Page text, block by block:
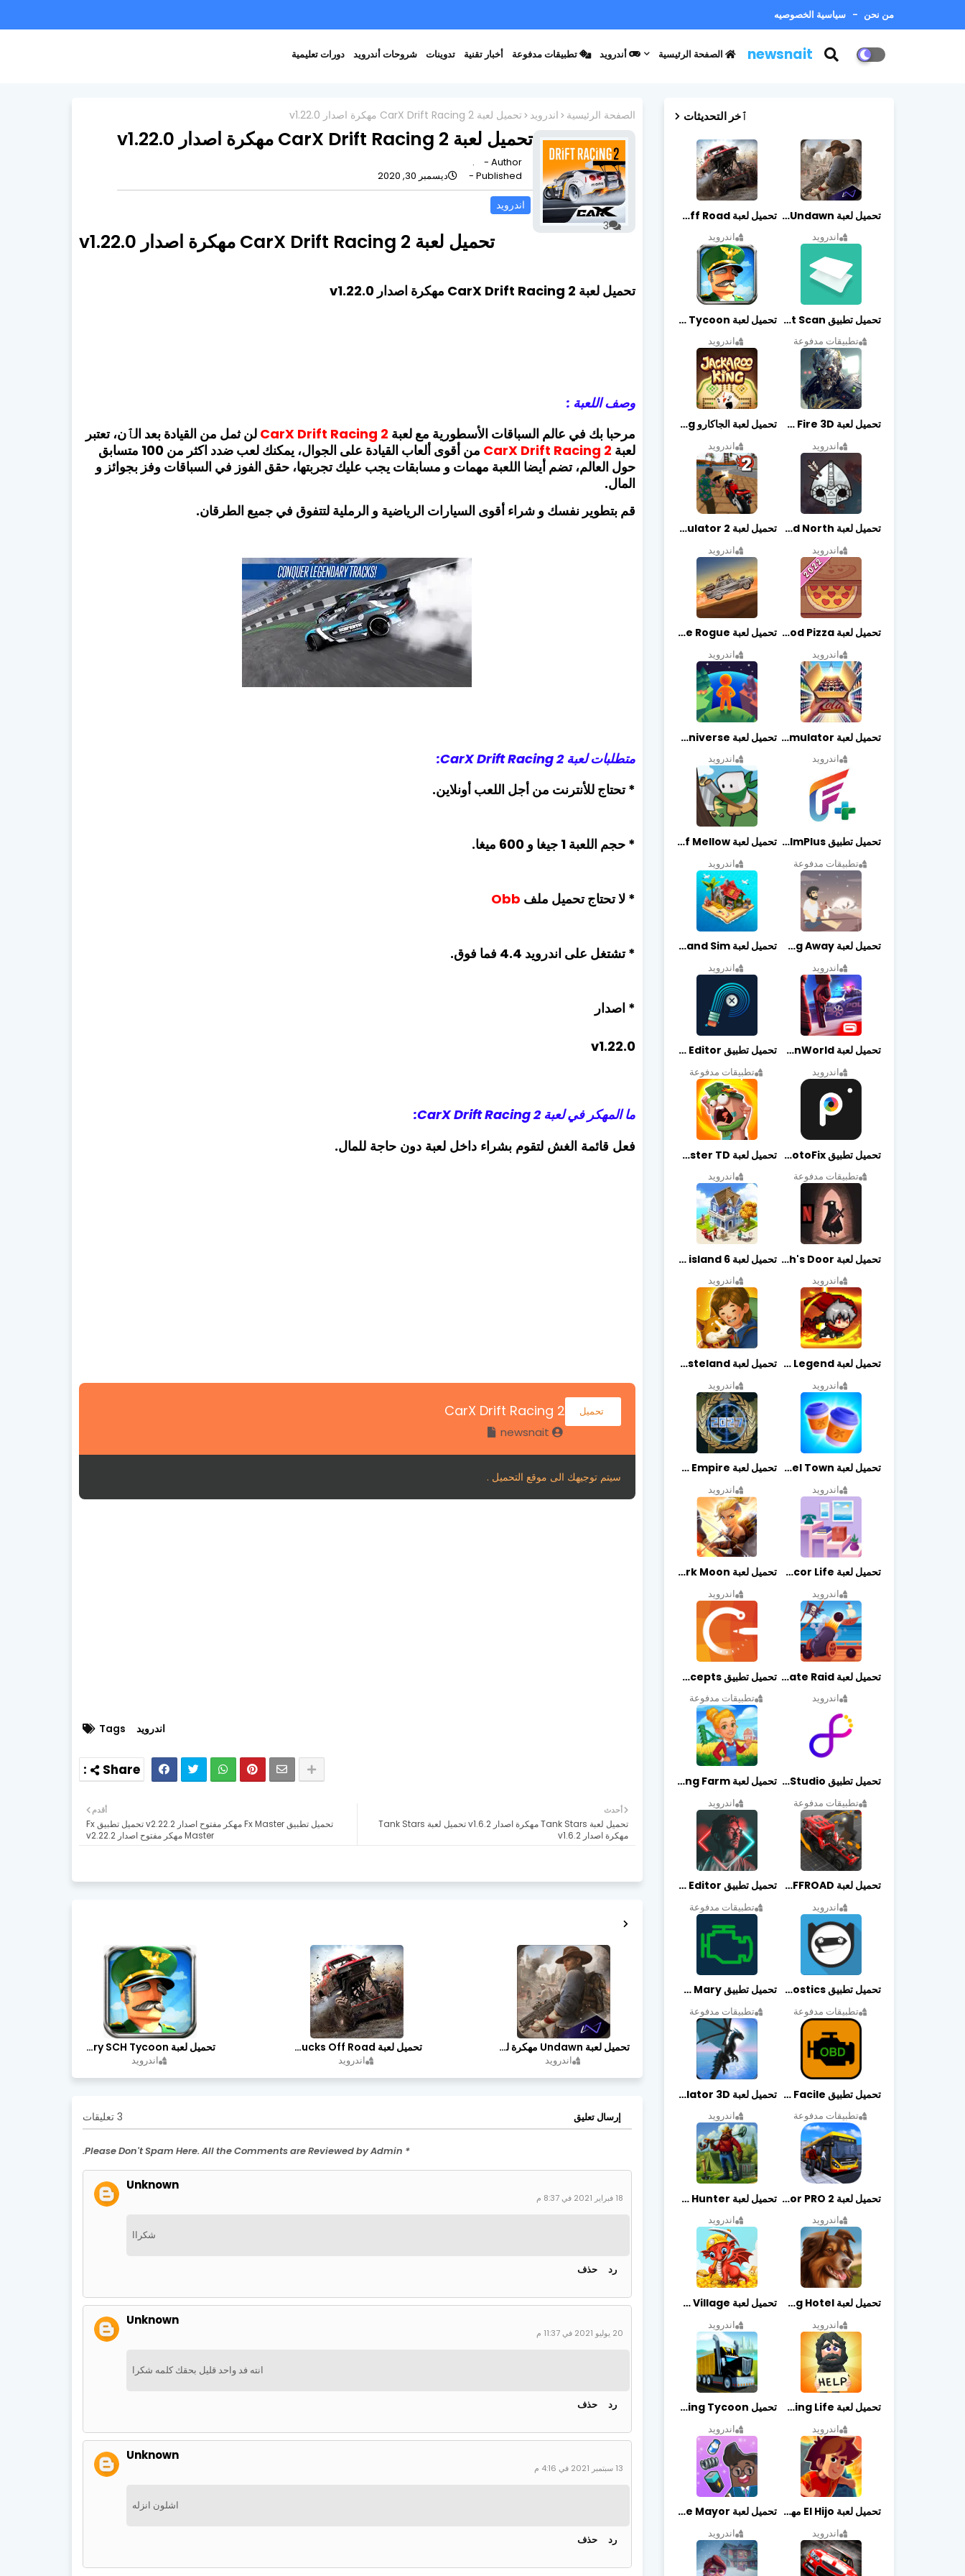
من نحن سياسية الخصوصيه
newsnait دورات تعليمية شروحات أندرويد تدوينات أخبار تقنية تطبيقات مدفوعة أندرويد الصفحة الرئيسية
الصفحة الرئيسية اندرويد تحميل لعبة CarX Drift Racing 2 مهكرة اصدار v1.22.0
تحميل لعبة CarX Drift Racing 2 مهكرة اصدار v1.22.0
Author -
.
Published -
ديسمبر 30, 2020
اندرويد
3
تحميل لعبة CarX Drift Racing 2 مهكرة اصدار v1.22.0
تحميل لعبة CarX Drift Racing 2 مهكرة اصدار v1.22.0
وصف اللعبة :
مرحبا بك في عالم السباقات الأسطورية مع لعبة
CarX Drift Racing 2
لن ثمل من القيادة بعد الٱن، تعتبر
لعبة CarX Drift Racing 2
من أقوى ألعاب القيادة على الجوال، يمكنك لعب ضدد اكثر من 100 متسابق
حول العالم، تضم أيضا اللعبة مهمات و مسابقات يجب عليك تجربتها، حقق الفوز في السباقات وفز بجوائز و
المال.
قم بتطوير نفسك و شراء أقوى السيارات الرياضية و الرملية لتتفوق في جميع الطرقان.
متطلبات لعبة CarX Drift Racing 2:
* تحتاج للأنترنت من أجل اللعب أونلاين.
* حجم اللعبة 1 جيغا و 600 ميغا.
* لا تحتاج تحميل ملف Obb
* تشتغل على اندرويد 4.4 فما فوق.
* اصدار
v1.22.0
ما المهكر في لعبة CarX Drift Racing 2:
فعل قائمة الغش لتقوم بشراء داخل لعبة دون حاجة للمال.
CarX Drift Racing 2 تحميل
سيتم توجيهك الى موقع التحميل .
Tags اندرويد
أحدث
تحميل لعبة Tank Stars مهكرة اصدار v1.6.2 تحميل لعبة Tank Stars
مهكرة اصدار v1.6.2
أقدم
تحميل تطبيق Fx Master مهكر مفتوح اصدار v2.22.2 تحميل تطبيق Fx
Master مهكر مفتوح اصدار v2.22.2
تحميل لعبة Undawn مهكرة للأندرويد أخر إصدار | تحميل مباشر + موارد غير محدودة
اندرويد
تحميل لعبة Trucks Off Road مهكرة اخر اصدار
اندرويد
تحميل لعبة Idle Military SCH Tycoon مهكرة آخر إصدار
اندرويد
إرسال تعليق 3 تعليقات
* Please Don't Spam Here. All the Comments are Reviewed by Admin.
Unknown
18 فبراير 2021 في 8:37 م
شكراا
رد حذف
Unknown
20 يوليو 2021 في 11:37 م
انته فد واحد قليل بحقك كلمه شكرا
رد حذف
Unknown
13 سبتمبر 2021 في 4:16 م
اشلون انزله
رد حذف
ٱخر التحديثات
تحميل لعبة Undawn مهكرة للأندرويد أخر إصدار | تحميل مباشر + موارد غير محدودة
اندرويد
تحميل لعبة Trucks Off Road مهكرة اخر اصدار
اندرويد
تحميل تطبيق vFlat Scan مهكر آخر إصدار
تطبيقات مدفوعة
تحميل لعبة Idle Military SCH Tycoon مهكرة آخر إصدار
اندرويد
تحميل لعبة Zombie Fire 3D مهكرة آخر إصدار
اندرويد
تحميل لعبة الجاكارو jackaroo king آخر إصدار
اندرويد
تحميل لعبة Bad North مهكرة آخر إصدار
اندرويد
تحميل لعبة Vegas crime simulator 2 مهكرة اخر اصدار
اندرويد
تحميل لعبة Good Pizza مهكرة اخر اصدار
اندرويد
تحميل لعبة Earn to Die Rogue مهكرة اخر اصدار
اندرويد
تحميل لعبة Retail Store Simulator مهكرة اخر اصدار
اندرويد
تحميل لعبة My Little Universe مهكرة أخر إصدار
اندرويد
تحميل تطبيق FilmPlus أخر إصدار
تطبيقات مدفوعة
تحميل لعبة Life of Mellow مهكرة أخر إصدار
اندرويد
تحميل لعبة Casting Away مهكرة أخر إصدار
اندرويد
تحميل لعبة Fantasy Island Sim مهكرة أخر إصدار
اندرويد
تحميل لعبة Gangstar New Orleans OpenWorld مهكرة أخر إصدار
اندرويد
تحميل تطبيق Retouch Remove Objects Editor مهكرة اخر إصدار
تطبيقات مدفوعة
تحميل تطبيق PhotoFix مهكر آخر إصدار
تطبيقات مدفوعة
تحميل لعبة Candy Disaster TD مهكرة اخر إصدار
اندرويد
تحميل لعبة Death's Door مهكرة أخر إصدار
اندرويد
تحميل لعبة city island 6 مهكرة أخر إصدار
اندرويد
تحميل لعبة Slayer Legend مهكرة أخر إصدار
اندرويد
تحميل لعبة Merge Survival : Wasteland مهكرة أخر إصدار
اندرويد
تحميل لعبة Travel Town مهكرة أخر إصدار
اندرويد
تحميل لعبة World Empire مهكرة أخر إصدار
اندرويد
تحميل لعبة Decor Life مهكرة أخر إصدار
اندرويد
تحميل لعبة Lionheart: Dark Moon مهكرة أخر إصدار
اندرويد
تحميل لعبة Pirate Raid مهكرة أخر إصدار
اندرويد
تحميل تطبيق Concepts مهكر أخر إصدار
تطبيقات مدفوعة
تحميل تطبيق Graphic Studio مهكر أخر إصدار
تطبيقات مدفوعة
تحميل لعبة Cooking Farm مهكرة أخر إصدار
اندرويد
تحميل لعبة PROJECT:OFFROAD مهكرة أخر إصدار
اندرويد
تحميل تطبيق NeonArt Photo Editor مهكر أخر إصدار
تطبيقات مدفوعة
تحميل تطبيق OBDeleven Car Diagnostics مهكر أخر إصدار
تطبيقات مدفوعة
تحميل تطبيق Obd Mary مهكر أخر إصدار
تطبيقات مدفوعة
تحميل تطبيق EOBD Facile مهكر أخر إصدار
تطبيقات مدفوعة
تحميل لعبة Dragon Simulator 3D مهكرة أخر إصدار
اندرويد
تحميل لعبة Bus Simulator PRO 2 مهكرة أخر إصدار
اندرويد
تحميل لعبة Treasure Hunter مهكرة أخر إصدار
اندرويد
تحميل لعبة Dog Hotel مهكرة أخر إصدار
اندرويد
تحميل لعبة Dragon Village مهكرة أخر إصدار
اندرويد
تحميل لعبة Begging Life مهكرة أخر إصدار
اندرويد
تحميل Transit King Tycoon مهكرة أخر إصدار
اندرويد
تحميل لعبة El Hijo مهكرة أخر إصدار
اندرويد
تحميل لعبة Merge Mayor مهكرة أخر إصدار
اندرويد